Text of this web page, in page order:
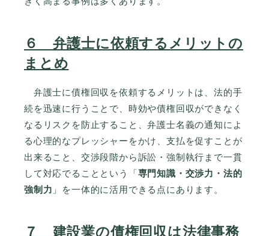
６ 弁護士に依頼するメリットの
まとめ
弁護士に債権回収を依頼するメリットは、法的手
続を迅速に行うことで、時効や債権回収ができなく
なるリスクを防止すること、弁護士名義の通知によ
る心理的なプレッシャーをかけ、支払を促すことが
出来ること、交渉段階から訴訟・強制執行まで一貫
して対応でることという「 専門知識・交渉力・法的
強制力 」を一体的に活用できる点にあります。
７ 建設業の債権回収は法律事務